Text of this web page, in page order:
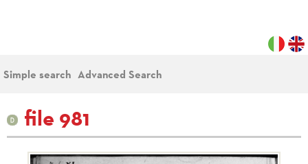
Simple search Advanced Search
file 981